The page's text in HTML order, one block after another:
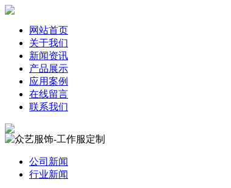
网站首页
关于我们
新闻资讯
产品展示
应用案例
在线留言
联系我们
公司新闻
行业新闻